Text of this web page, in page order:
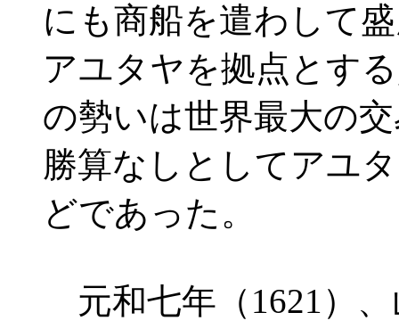
にも商船を遣わして
アユタヤを拠点とす
の勢いは世界最大の
勝算なしとしてアユ
どであった。
元和七年（1621）